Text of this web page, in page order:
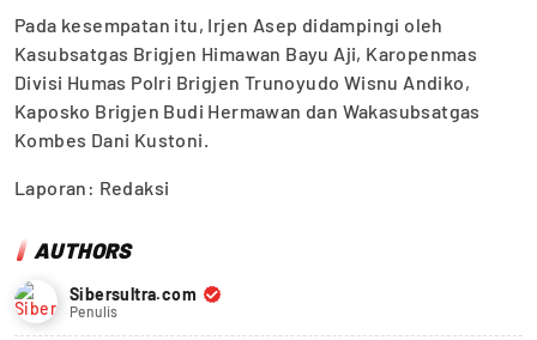
Pada kesempatan itu, Irjen Asep didampingi oleh
Kasubsatgas Brigjen Himawan Bayu Aji, Karopenmas
Divisi Humas Polri Brigjen Trunoyudo Wisnu Andiko,
Kaposko Brigjen Budi Hermawan dan Wakasubsatgas
Kombes Dani Kustoni.
Laporan: Redaksi
AUTHORS
Sibersultra.com
Penulis